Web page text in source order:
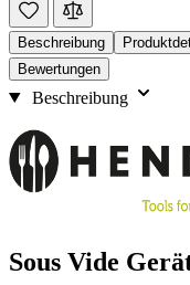
Beschreibung
Bewertungen
Beschreibung
Sous Vide